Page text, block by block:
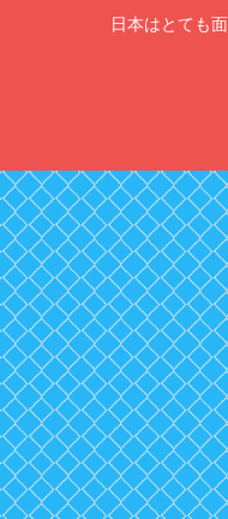
日本はとても